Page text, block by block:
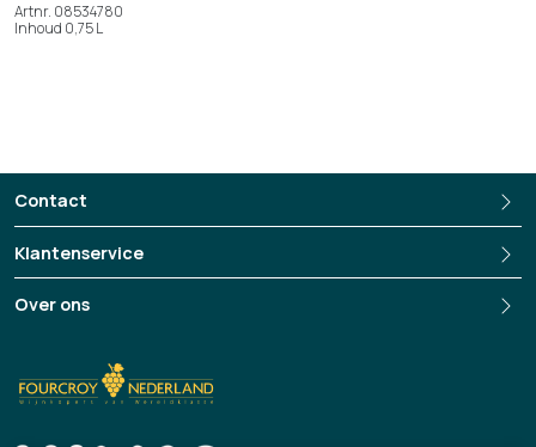
Artnr. 08534780
Inhoud 0,75 L
Contact
Klantenservice
Over ons